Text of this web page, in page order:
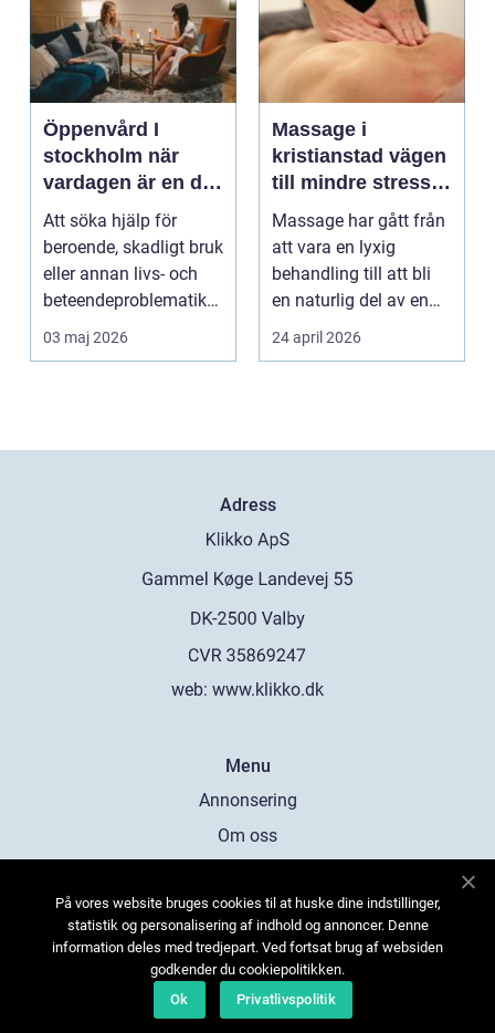
Öppenvård I
stockholm när
vardagen är en del
av behandlingen
Att söka hjälp för
beroende, skadligt bruk
eller annan livs- och
beteendeproblematik
är ett stort st...
03 maj 2026
Massage i
kristianstad vägen
till mindre stress
och mer energi i
vardagen
Massage har gått från
att vara en lyxig
behandling till att bli
en naturlig del av en
hållbar livsst...
24 april 2026
Adress
web: www.klikko.dk
Menu
Annonsering
Om oss
Kontakta oss
Sitemap
På vores website bruges cookies til at huske dine indstillinger,
statistik og personalisering af indhold og annoncer. Denne
information deles med tredjepart. Ved fortsat brug af websiden
godkender du cookiepolitikken.
Ok
Privatlivspolitik